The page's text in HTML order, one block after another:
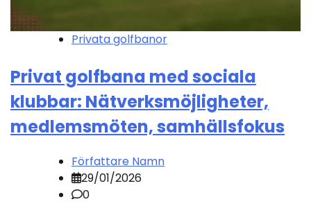
Privata golfbanor
Privat golfbana med sociala
klubbar: Nätverksmöjligheter,
medlemsmöten, samhällsfokus
Författare Namn
29/01/2026
0